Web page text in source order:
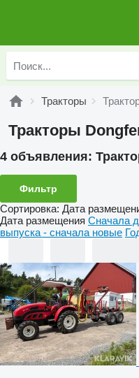
Тракторы
Тракторы
4 объявления:
Фильтр
Сортировка: Дата
Дата размещения Сначала
выпуска - сначала новые